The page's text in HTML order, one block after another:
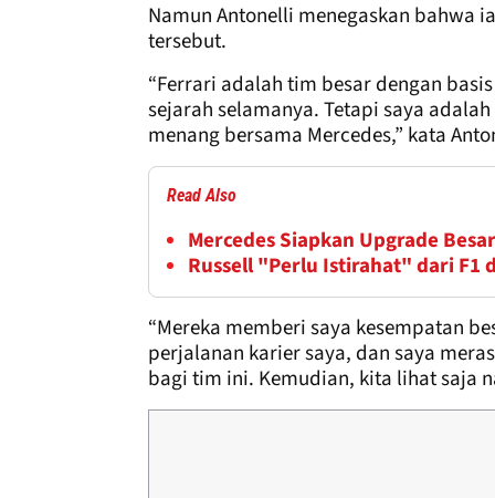
Namun Antonelli menegaskan bahwa
tersebut.
“Ferrari adalah tim besar dengan
sejarah selamanya. Tetapi saya
menang bersama Mercedes,” kata
Read Also
Mercedes Siapkan Upgrade
Russell "Perlu Istirahat" dari F1
“Mereka memberi saya kesempatan
perjalanan karier saya, dan saya
bagi tim ini. Kemudian, kita lihat saja